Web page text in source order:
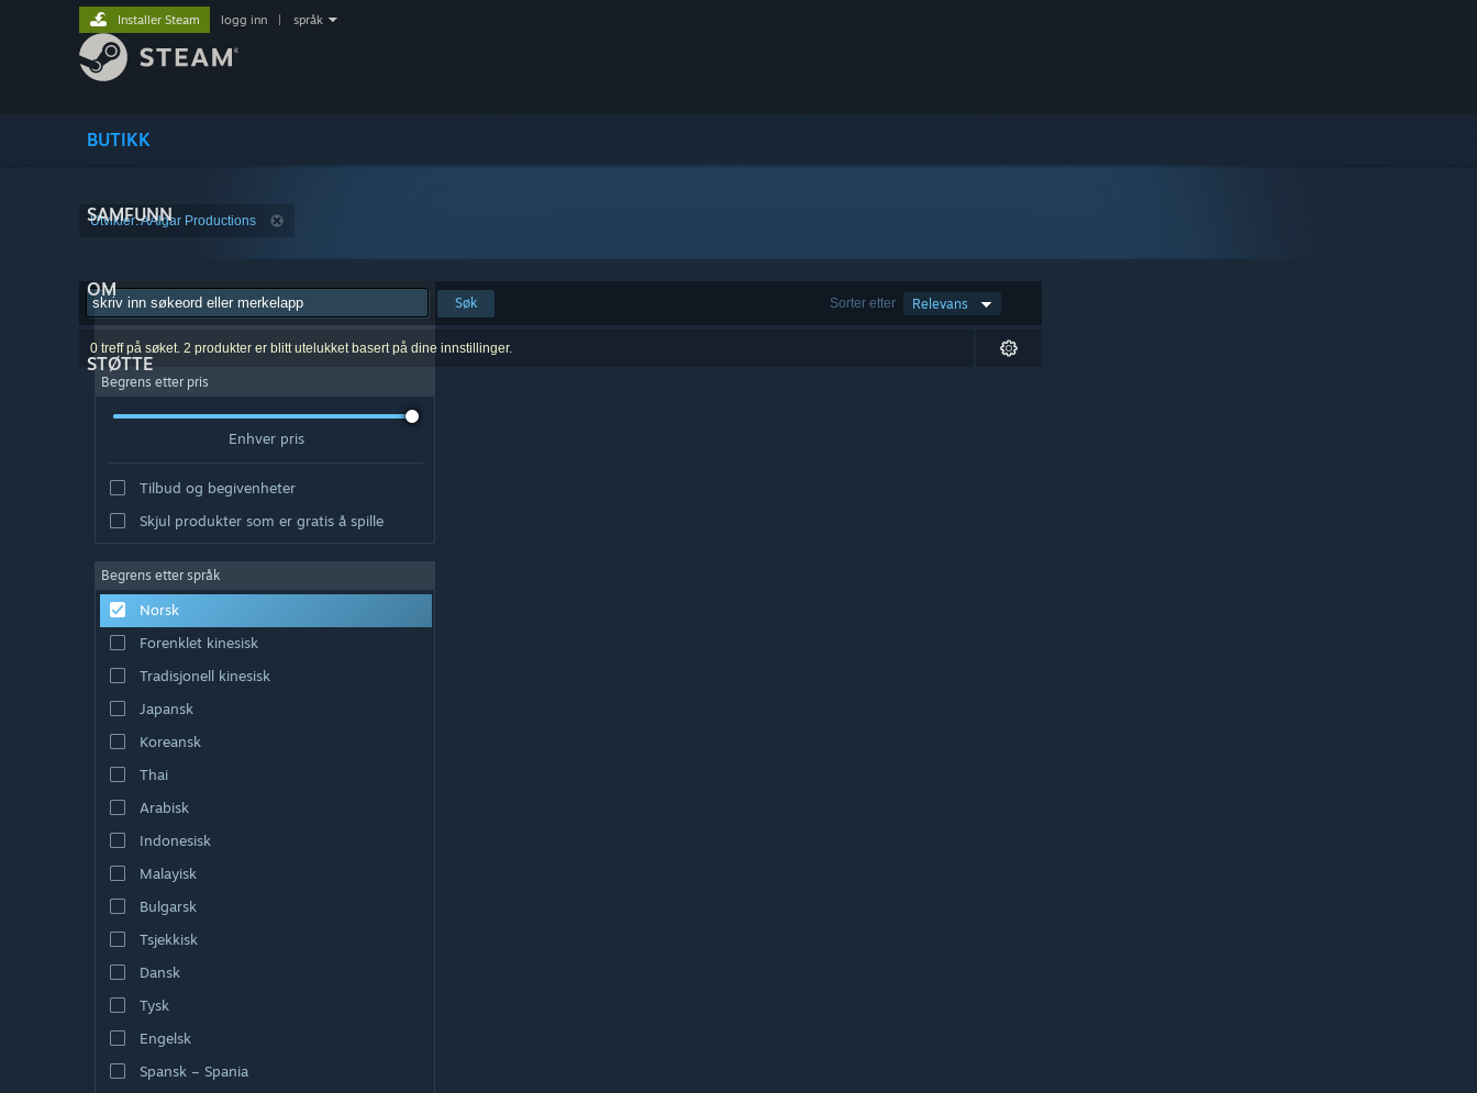
BUTIKK
SAMFUNN
OM
STØTTE
Installer Steam logg inn språk
Utvikler: AAlgar Productions
Sorter etter Relevans
Søk
0 treff på søket. 2 produkter er blitt utelukket basert på dine innstillinger.
Begrens etter pris
Enhver pris
Tilbud og begivenheter
Skjul produkter som er gratis å spille
Begrens etter språk
Norsk
Forenklet kinesisk
Tradisjonell kinesisk
Japansk
Koreansk
Thai
Arabisk
Indonesisk
Malayisk
Bulgarsk
Tsjekkisk
Dansk
Tysk
Engelsk
Spansk – Spania